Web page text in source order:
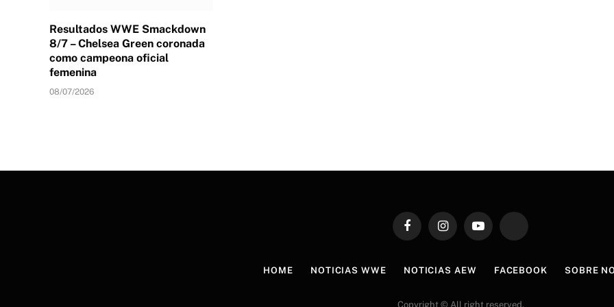
Resultados WWE Smackdown
8/7 – Chelsea Green coronada
como campeona oficial
femenina
08/07/2026
FacebookInstagramYouTube TikTok
HOME NOTICIAS WWE NOTICIAS AEW FACEBOOK SOBRE
Copyright © All right reserved.